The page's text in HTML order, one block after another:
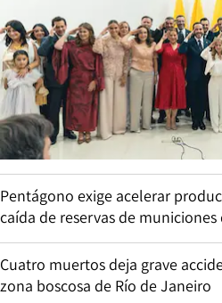
Pentágono exige acelerar
caída de reservas de municiones
Cuatro muertos deja grave
zona boscosa de Río de Janeiro